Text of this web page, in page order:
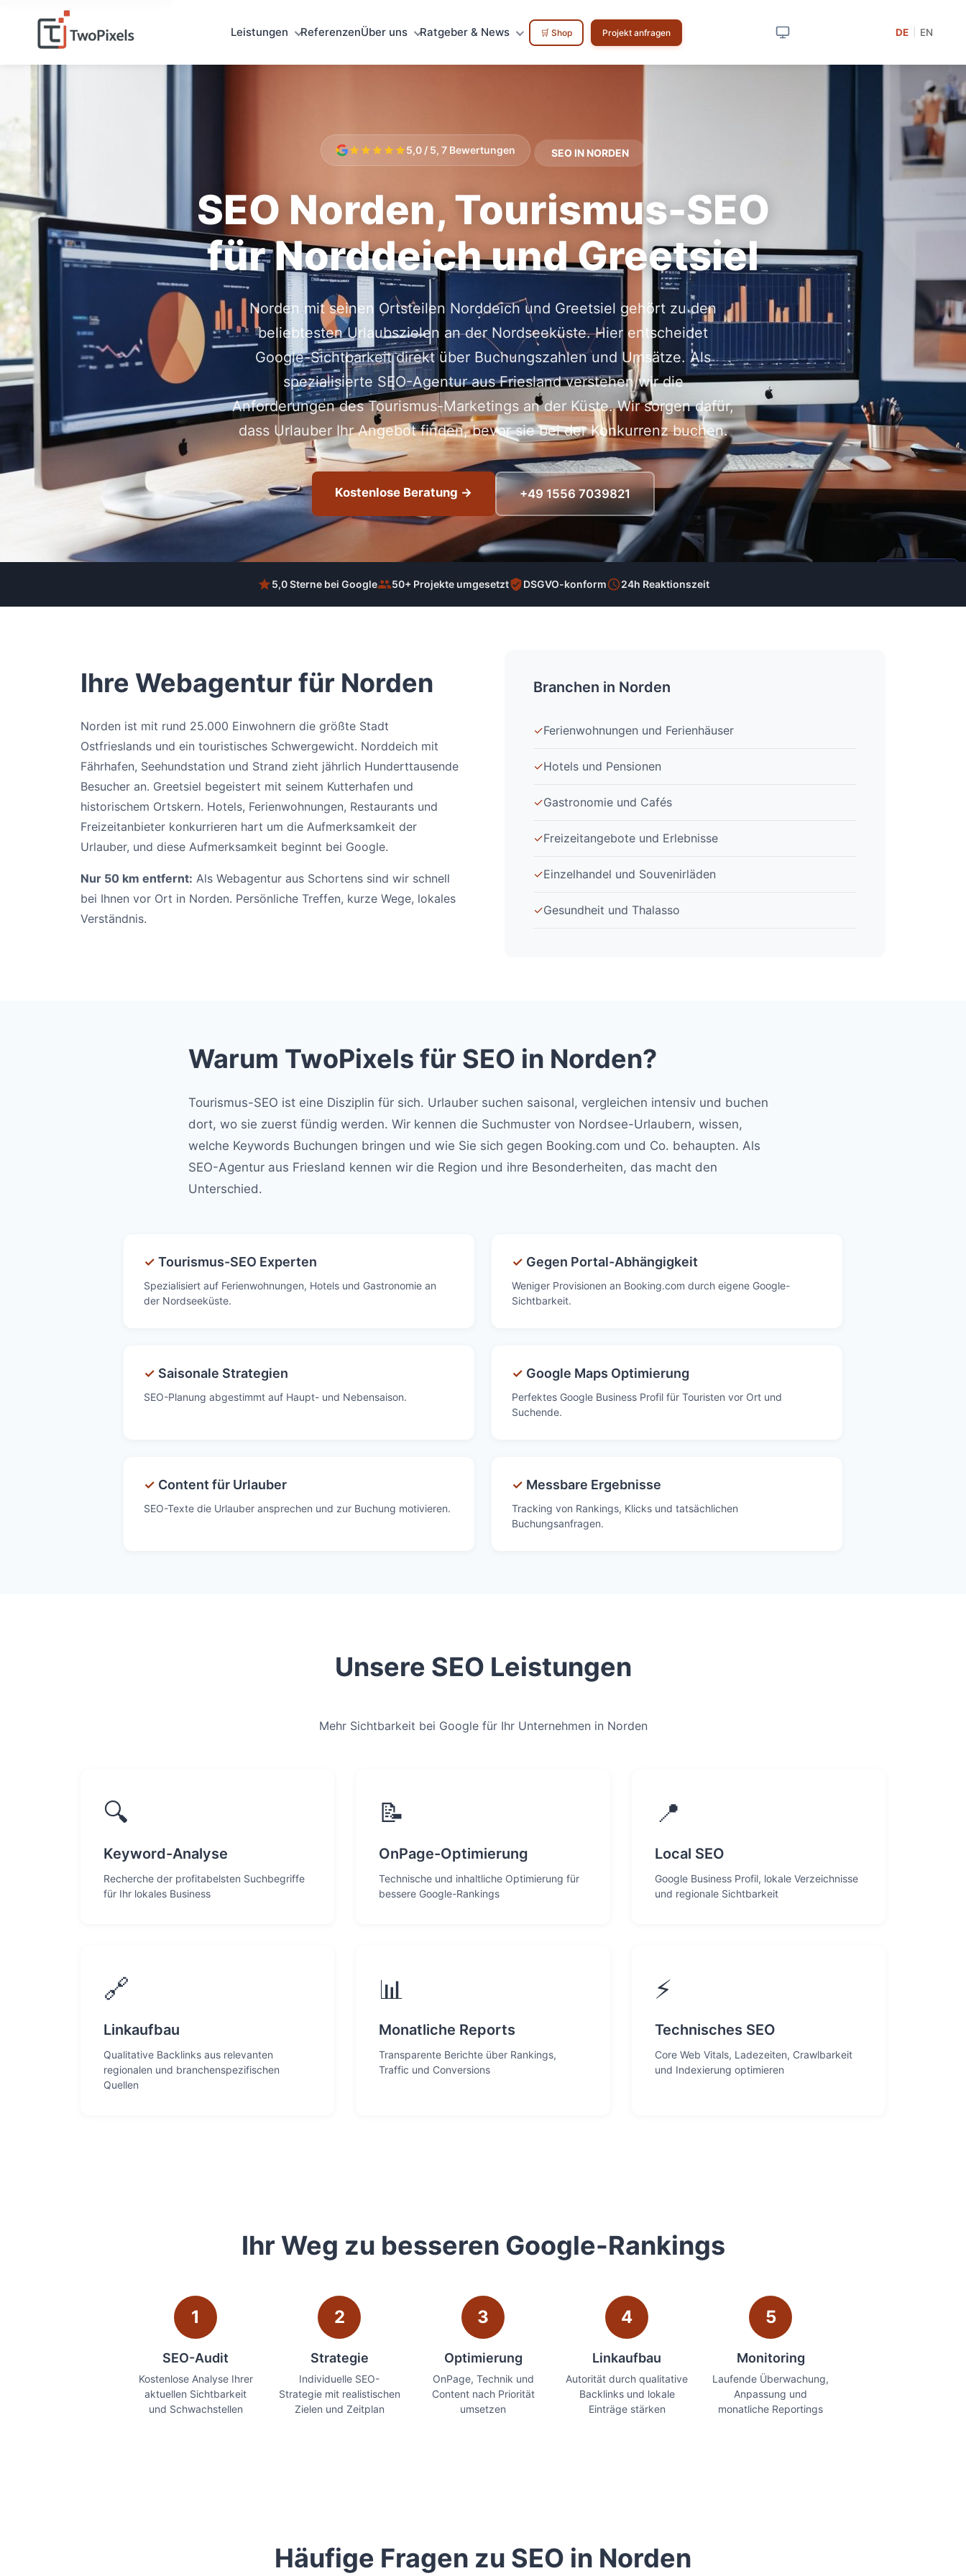
Leistungen ReferenzenÜber uns Ratgeber & News 🛒 Shop Projekt anfragen DE EN
5,0 / 5, 7 Bewertungen SEO IN NORDEN
SEO Norden, Tourismus-SEO
für Norddeich und Greetsiel
Norden mit seinen Ortsteilen Norddeich und Greetsiel gehört zu den
beliebtesten Urlaubszielen an der Nordseeküste. Hier entscheidet
Google-Sichtbarkeit direkt über Buchungszahlen und Umsätze. Als
spezialisierte SEO-Agentur aus Friesland verstehen wir die
Anforderungen des Tourismus-Marketings an der Küste. Wir sorgen dafür,
dass Urlauber Ihr Angebot finden, bevor sie bei der Konkurrenz buchen.
Kostenlose Beratung → +49 1556 7039821
5,0 Sterne bei Google 50+ Projekte umgesetzt DSGVO-konform 24h Reaktionszeit
Ihre Webagentur für Norden
Norden ist mit rund 25.000 Einwohnern die größte Stadt
Ostfrieslands und ein touristisches Schwergewicht. Norddeich mit
Fährhafen, Seehundstation und Strand zieht jährlich Hunderttausende
Besucher an. Greetsiel begeistert mit seinem Kutterhafen und
historischem Ortskern. Hotels, Ferienwohnungen, Restaurants und
Freizeitanbieter konkurrieren hart um die Aufmerksamkeit der
Urlauber, und diese Aufmerksamkeit beginnt bei Google.
Nur 50 km entfernt: Als Webagentur aus Schortens sind wir schnell
bei Ihnen vor Ort in Norden. Persönliche Treffen, kurze Wege, lokales
Verständnis.
Branchen in Norden
✓Ferienwohnungen und Ferienhäuser
✓Hotels und Pensionen
✓Gastronomie und Cafés
✓Freizeitangebote und Erlebnisse
✓Einzelhandel und Souvenirläden
✓Gesundheit und Thalasso
Warum TwoPixels für SEO in Norden?
Tourismus-SEO ist eine Disziplin für sich. Urlauber suchen saisonal, vergleichen intensiv und buchen
dort, wo sie zuerst fündig werden. Wir kennen die Suchmuster von Nordsee-Urlaubern, wissen,
welche Keywords Buchungen bringen und wie Sie sich gegen Booking.com und Co. behaupten. Als
SEO-Agentur aus Friesland kennen wir die Region und ihre Besonderheiten, das macht den
Unterschied.
✓ Tourismus-SEO Experten
Spezialisiert auf Ferienwohnungen, Hotels und Gastronomie an
der Nordseeküste.
✓ Gegen Portal-Abhängigkeit
Weniger Provisionen an Booking.com durch eigene Google-
Sichtbarkeit.
✓ Saisonale Strategien
SEO-Planung abgestimmt auf Haupt- und Nebensaison.
✓ Google Maps Optimierung
Perfektes Google Business Profil für Touristen vor Ort und
Suchende.
✓ Content für Urlauber
SEO-Texte die Urlauber ansprechen und zur Buchung motivieren.
✓ Messbare Ergebnisse
Tracking von Rankings, Klicks und tatsächlichen
Buchungsanfragen.
Unsere SEO Leistungen
Mehr Sichtbarkeit bei Google für Ihr Unternehmen in Norden
🔍
Keyword-Analyse
Recherche der profitabelsten Suchbegriffe
für Ihr lokales Business
📝
OnPage-Optimierung
Technische und inhaltliche Optimierung für
bessere Google-Rankings
📍
Local SEO
Google Business Profil, lokale Verzeichnisse
und regionale Sichtbarkeit
🔗
Linkaufbau
Qualitative Backlinks aus relevanten
regionalen und branchenspezifischen
Quellen
📊
Monatliche Reports
Transparente Berichte über Rankings,
Traffic und Conversions
⚡
Technisches SEO
Core Web Vitals, Ladezeiten, Crawlbarkeit
und Indexierung optimieren
Ihr Weg zu besseren Google-Rankings
1
SEO-Audit
Kostenlose Analyse Ihrer
aktuellen Sichtbarkeit
und Schwachstellen
2
Strategie
Individuelle SEO-
Strategie mit realistischen
Zielen und Zeitplan
3
Optimierung
OnPage, Technik und
Content nach Priorität
umsetzen
4
Linkaufbau
Autorität durch qualitative
Backlinks und lokale
Einträge stärken
5
Monitoring
Laufende Überwachung,
Anpassung und
monatliche Reportings
Häufige Fragen zu SEO in Norden